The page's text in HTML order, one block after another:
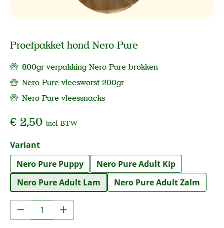
Proefpakket hond Nero Pure
800gr verpakking Nero Pure brokken
Nero Pure vleesworst 200gr
Nero Pure vleessnacks
€ 2,50 incl. BTW
Selecteer
Variant
Nero Pure Puppy
Nero Pure Adult Kip
Nero Pure Adult Lam
Nero Pure Adult Zalm
Producthoeveelheid: Voer de gewenste